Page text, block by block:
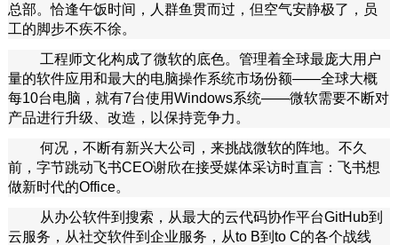
总部。恰逢午饭时间，人群鱼贯而过，但空气安静极了，员
工的脚步不疾不徐。
工程师文化构成了微软的底色。管理着全球最庞大用户
量的软件应用和最大的电脑操作系统市场份额——全球大概
每10台电脑，就有7台使用Windows系统——微软需要不断对
产品进行升级、改造，以保持竞争力。
何况，不断有新兴大公司，来挑战微软的阵地。不久
前，字节跳动飞书CEO谢欣在接受媒体采访时直言：飞书想
做新时代的Office。
从办公软件到搜索，从最大的云代码协作平台GitHub到
云服务，从社交软件到企业服务，从to B到to C的各个战线